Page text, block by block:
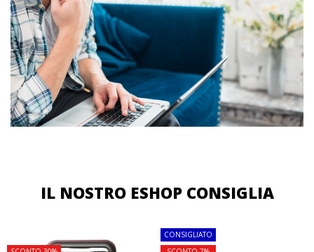
IL NOSTRO ESHOP CONSIGLIA
CONSIGLIATO